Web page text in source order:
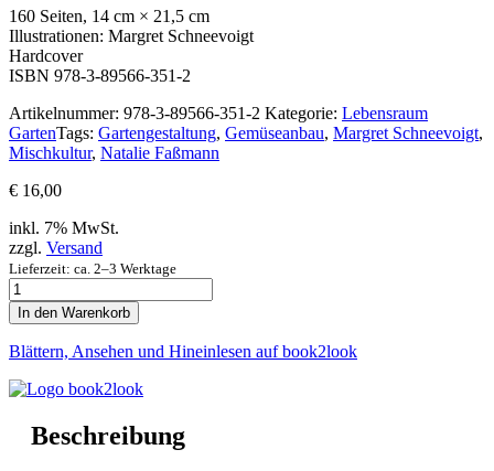
160 Seiten, 14 cm × 21,5 cm
Illustrationen: Margret Schneevoigt
Hardcover
ISBN 978-3-89566-351-2
Artikelnummer: 978-3-89566-351-2 Kategorie: Lebensraum
GartenTags: Gartengestaltung, Gemüseanbau, Margret Schneevoigt,
Mischkultur, Natalie Faßmann
€ 16,00
inkl. 7% MwSt.
zzgl. Versand
Lieferzeit: ca. 2–3 Werktage
Das
Indianerbeet
Menge
In den Warenkorb
Blättern, Ansehen und Hineinlesen auf book2look
Beschreibung